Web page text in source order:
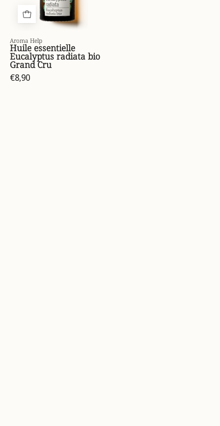
Aroma Help
Huile essentielle
Eucalyptus radiata bio
Grand Cru
€8,90